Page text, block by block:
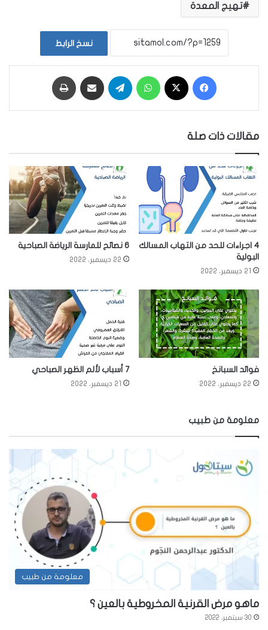
تهيج المعدة
نسخ الرابط
مقالات ذات صلة
4 اجراءات للحد من التهاب المسالك
البولية
21 ديسمبر، 2022
6 نصائح للمارسة الرياضة الصباحية
22 ديسمبر، 2022
فوائد السبانخ
22 ديسمبر، 2022
7 أسباب لألم الظهر الصباحي
21 ديسمبر، 2022
معلومة من طبيب
معلومة من طبيب
ماهو مرض القرنية المخروطية بالعين ؟
30 سبتمبر، 2022